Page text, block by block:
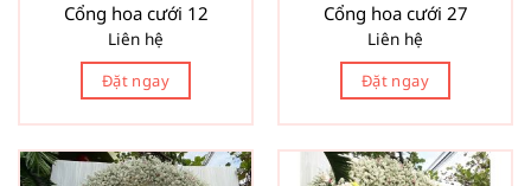
Cổng hoa cưới 12
Liên hệ
Đặt ngay
Cổng hoa cưới 27
Liên hệ
Đặt ngay